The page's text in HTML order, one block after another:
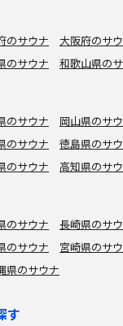
のサウナ
大阪府のサ
のサウナ 和歌山県の
のサウナ
岡山県のサ
のサウナ
徳島県のサ
のサウナ 高知県のサ
のサウナ
長崎県のサ
のサウナ
宮崎県のサ
県のサウナ
す